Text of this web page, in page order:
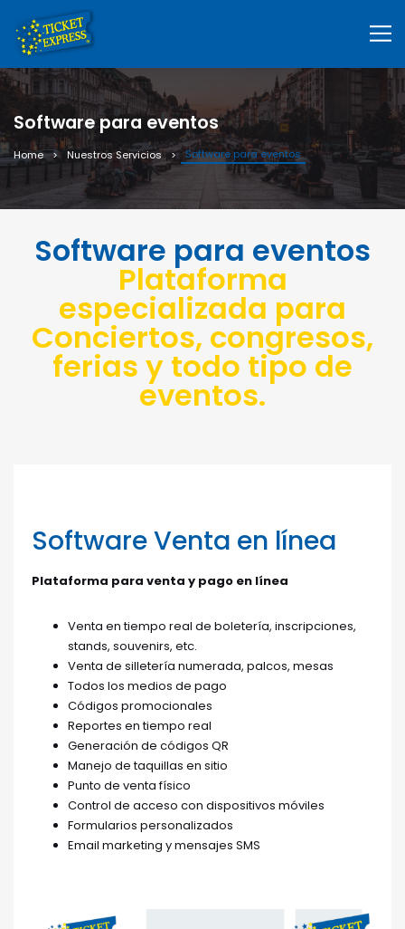
Software para eventos
Home Nuestros Servicios Software para eventos
Software para eventos
Plataforma
especializada para
Conciertos, congresos,
ferias y todo tipo de
eventos.
Software Venta en línea
Plataforma para venta y pago en línea
Venta en tiempo real de boletería, inscripciones,
stands, souvenirs, etc.
Venta de silletería numerada, palcos, mesas
Todos los medios de pago
Códigos promocionales
Reportes en tiempo real
Generación de códigos QR
Manejo de taquillas en sitio
Punto de venta físico
Control de acceso con dispositivos móviles
Formularios personalizados
Email marketing y mensajes SMS